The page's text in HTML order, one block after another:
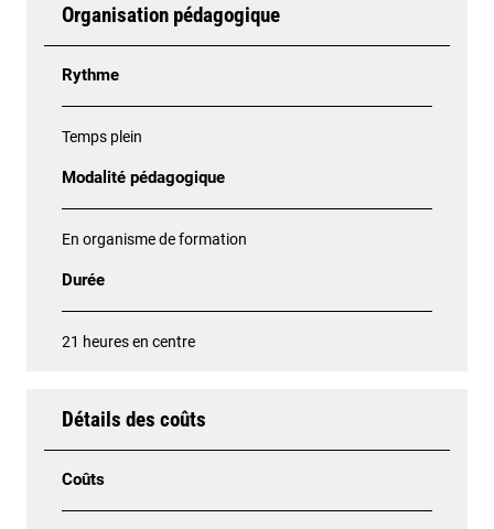
Organisation pédagogique
Rythme
Temps plein
Modalité pédagogique
En organisme de formation
Durée
21 heures en centre
Détails des coûts
Coûts